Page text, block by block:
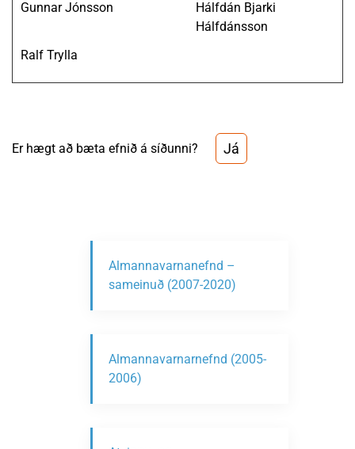
Gunnar Jónsson
Hálfdán Bjarki
Hálfdánsson
Ralf Trylla
Er hægt að bæta efnið á síðunni? Já
Almannavarnanefnd –
sameinuð (2007-2020)
Almannavarnarnefnd (2005-
2006)